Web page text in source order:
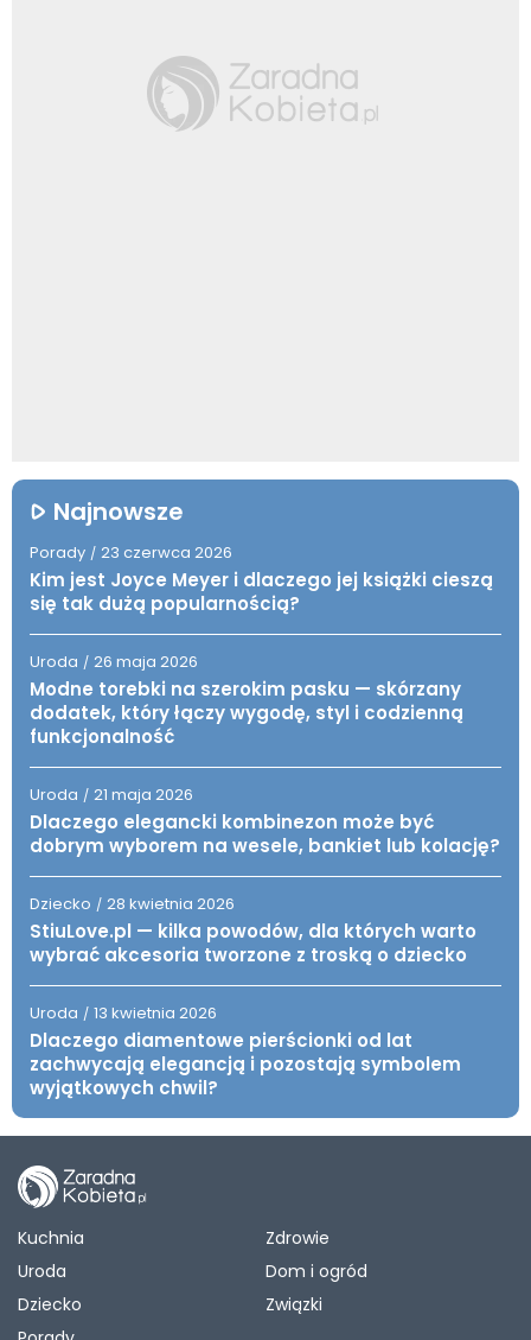
Najnowsze
Porady / 23 czerwca 2026
Kim jest Joyce Meyer i dlaczego jej książki cieszą
się tak dużą popularnością?
Uroda / 26 maja 2026
Modne torebki na szerokim pasku — skórzany
dodatek, który łączy wygodę, styl i codzienną
funkcjonalność
Uroda / 21 maja 2026
Dlaczego elegancki kombinezon może być
dobrym wyborem na wesele, bankiet lub kolację?
Dziecko / 28 kwietnia 2026
StiuLove.pl — kilka powodów, dla których warto
wybrać akcesoria tworzone z troską o dziecko
Uroda / 13 kwietnia 2026
Dlaczego diamentowe pierścionki od lat
zachwycają elegancją i pozostają symbolem
wyjątkowych chwil?
Kuchnia
Zdrowie
Uroda
Dom i ogród
Dziecko
Związki